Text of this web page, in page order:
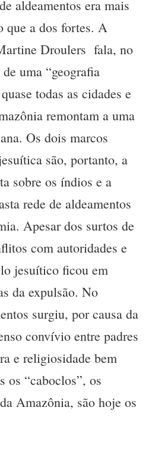
aldeamentos era mais
que a dos fortes. A
Droulers fala, no
uma “geografia
todas as cidades e
remontam a uma
Os dois marcos
são, portanto, a
sobre os índios e a
rede de aldeamentos
Apesar dos surtos de
com autoridades e
jesuítico ficou em
da expulsão. No
surgiu, por causa da
convívio entre padres
e religiosidade bem
os “caboclos”, os
Amazônia, são hoje os